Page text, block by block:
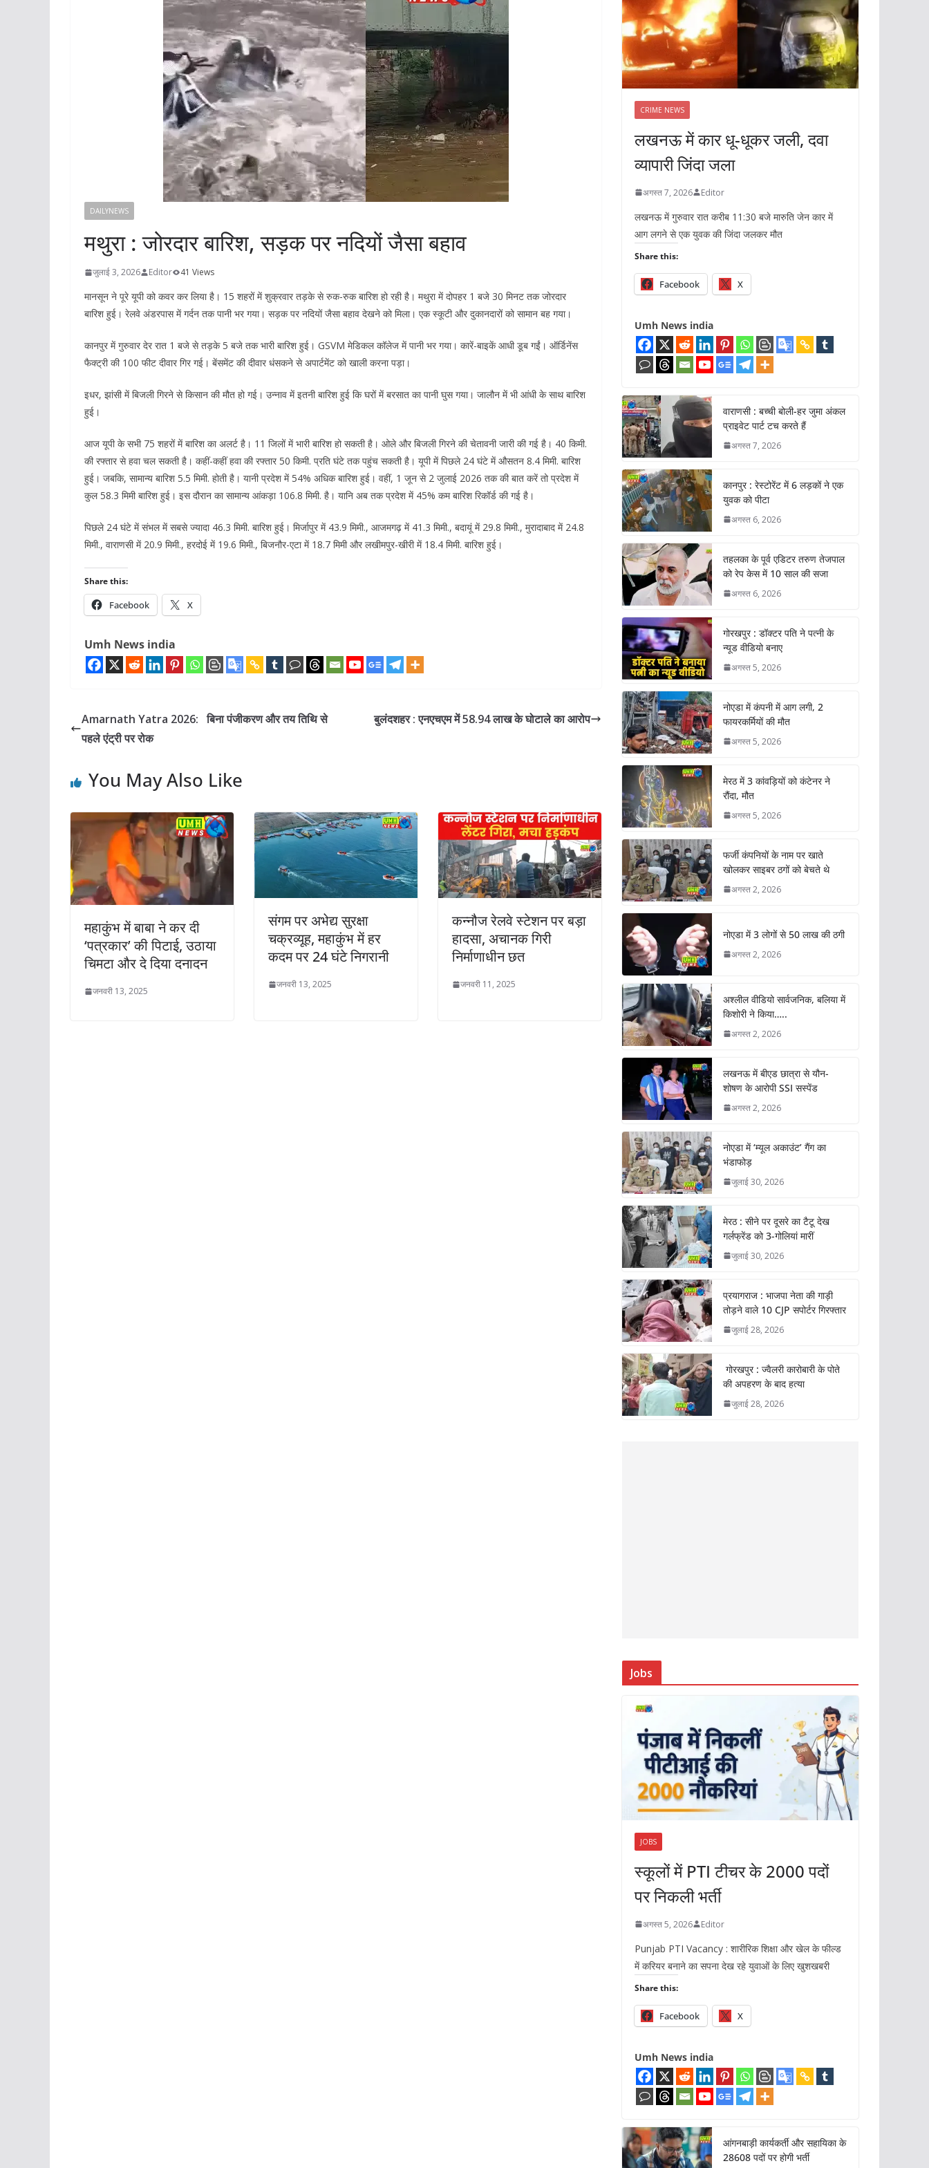
DAILYNEWS
मथुरा : जोरदार बारिश, सड़क पर नदियों जैसा बहाव
जुलाई 3, 2026 Editor 41 Views
मानसून ने पूरे यूपी को कवर कर लिया है। 15 शहरों में शुक्रवार तड़के से रुक-रुक बारिश हो रही है। मथुरा में दोपहर 1 बजे 30 मिनट तक जोरदार
बारिश हुई। रेलवे अंडरपास में गर्दन तक पानी भर गया। सड़क पर नदियों जैसा बहाव देखने को मिला। एक स्कूटी और दुकानदारों को सामान बह गया।
कानपुर में गुरुवार देर रात 1 बजे से तड़के 5 बजे तक भारी बारिश हुई। GSVM मेडिकल कॉलेज में पानी भर गया। कारें-बाइकें आधी डूब गईं। ऑर्डिनेंस
फैक्ट्री की 100 फीट दीवार गिर गई। बेंसमेंट की दीवार धंसकने से अपार्टमेंट को खाली करना पड़ा।
इधर, झांसी में बिजली गिरने से किसान की मौत हो गई। उन्नाव में इतनी बारिश हुई कि घरों में बरसात का पानी घुस गया। जालौन में भी आंधी के साथ बारिश
हुई।
आज यूपी के सभी 75 शहरों में बारिश का अलर्ट है। 11 जिलों में भारी बारिश हो सकती है। ओले और बिजली गिरने की चेतावनी जारी की गई है। 40 किमी.
की रफ्तार से हवा चल सकती है। कहीं-कहीं हवा की रफ्तार 50 किमी. प्रति घंटे तक पहुंच सकती है। यूपी में पिछले 24 घंटे में औसतन 8.4 मिमी. बारिश
हुई। जबकि, सामान्य बारिश 5.5 मिमी. होती है। यानी प्रदेश में 54% अधिक बारिश हुई। वहीं, 1 जून से 2 जुलाई 2026 तक की बात करें तो प्रदेश में
कुल 58.3 मिमी बारिश हुई। इस दौरान का सामान्य आंकड़ा 106.8 मिमी. है। यानि अब तक प्रदेश में 45% कम बारिश रिकॉर्ड की गई है।
पिछले 24 घंटे में संभल में सबसे ज्यादा 46.3 मिमी. बारिश हुई। मिर्जापुर में 43.9 मिमी., आजमगढ़ में 41.3 मिमी., बदायूं में 29.8 मिमी., मुरादाबाद में 24.8
मिमी., वाराणसी में 20.9 मिमी., हरदोई में 19.6 मिमी., बिजनौर-एटा में 18.7 मिमी और लखीमपुर-खीरी में 18.4 मिमी. बारिश हुई।
Share this:
Facebook X
Umh News india
Amarnath Yatra 2026: बिना पंजीकरण और तय तिथि से
पहले एंट्री पर रोक
बुलंदशहर : एनएचएम में 58.94 लाख के घोटाले का आरोप
You May Also Like
महाकुंभ में बाबा ने कर दी
‘पत्रकार’ की पिटाई, उठाया
चिमटा और दे दिया दनादन
जनवरी 13, 2025
संगम पर अभेद्य सुरक्षा
चक्रव्यूह, महाकुंभ में हर
कदम पर 24 घंटे निगरानी
जनवरी 13, 2025
कन्नौज रेलवे स्टेशन पर बड़ा
हादसा, अचानक गिरी
निर्माणाधीन छत
जनवरी 11, 2025
CRIME NEWS
लखनऊ में कार धू-धूकर जली, दवा
व्यापारी जिंदा जला
अगस्त 7, 2026 Editor
लखनऊ में गुरुवार रात करीब 11:30 बजे मारुति जेन कार में
आग लगने से एक युवक की जिंदा जलकर मौत
Share this:
Facebook X
Umh News india
वाराणसी : बच्ची बोली-हर जुमा अंकल
प्राइवेट पार्ट टच करते हैं
अगस्त 7, 2026
कानपुर : रेस्टोरेंट में 6 लड़कों ने एक
युवक को पीटा
अगस्त 6, 2026
तहलका के पूर्व एडिटर तरुण तेजपाल
को रेप केस में 10 साल की सजा
अगस्त 6, 2026
गोरखपुर : डॉक्टर पति ने पत्नी के
न्यूड वीडियो बनाए
अगस्त 5, 2026
नोएडा में कंपनी में आग लगी, 2
फायरकर्मियों की मौत
अगस्त 5, 2026
मेरठ में 3 कांवड़ियों को कंटेनर ने
रौंदा, मौत
अगस्त 5, 2026
फर्जी कंपनियों के नाम पर खाते
खोलकर साइबर ठगों को बेचते थे
अगस्त 2, 2026
नोएडा में 3 लोगों से 50 लाख की ठगी
अगस्त 2, 2026
अश्लील वीडियो सार्वजनिक, बलिया में
किशोरी ने किया…..
अगस्त 2, 2026
लखनऊ में बीएड छात्रा से यौन-
शोषण के आरोपी SSI सस्पेंड
अगस्त 2, 2026
नोएडा में ‘म्यूल अकाउंट’ गैंग का
भंडाफोड़
जुलाई 30, 2026
मेरठ : सीने पर दूसरे का टैटू देख
गर्लफ्रेंड को 3-गोलियां मारीं
जुलाई 30, 2026
प्रयागराज : भाजपा नेता की गाड़ी
तोड़ने वाले 10 CJP सपोर्टर गिरफ्तार
जुलाई 28, 2026
गोरखपुर : ज्वैलरी कारोबारी के पोते
की अपहरण के बाद हत्या
जुलाई 28, 2026
Jobs
JOBS
स्कूलों में PTI टीचर के 2000 पदों
पर निकली भर्ती
अगस्त 5, 2026 Editor
Punjab PTI Vacancy : शारीरिक शिक्षा और खेल के फील्ड
में करियर बनाने का सपना देख रहे युवाओं के लिए खुशखबरी
Share this:
Facebook X
Umh News india
आंगनबाड़ी कार्यकर्ती और सहायिका के
28608 पदों पर होगी भर्ती